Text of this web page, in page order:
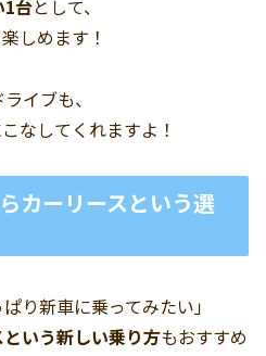
1台として、
しめます！
イブも、
なしてくれますよ！
カーリースという選
り新車に乗ってみたい」
いう新しい乗り方もおすすめ